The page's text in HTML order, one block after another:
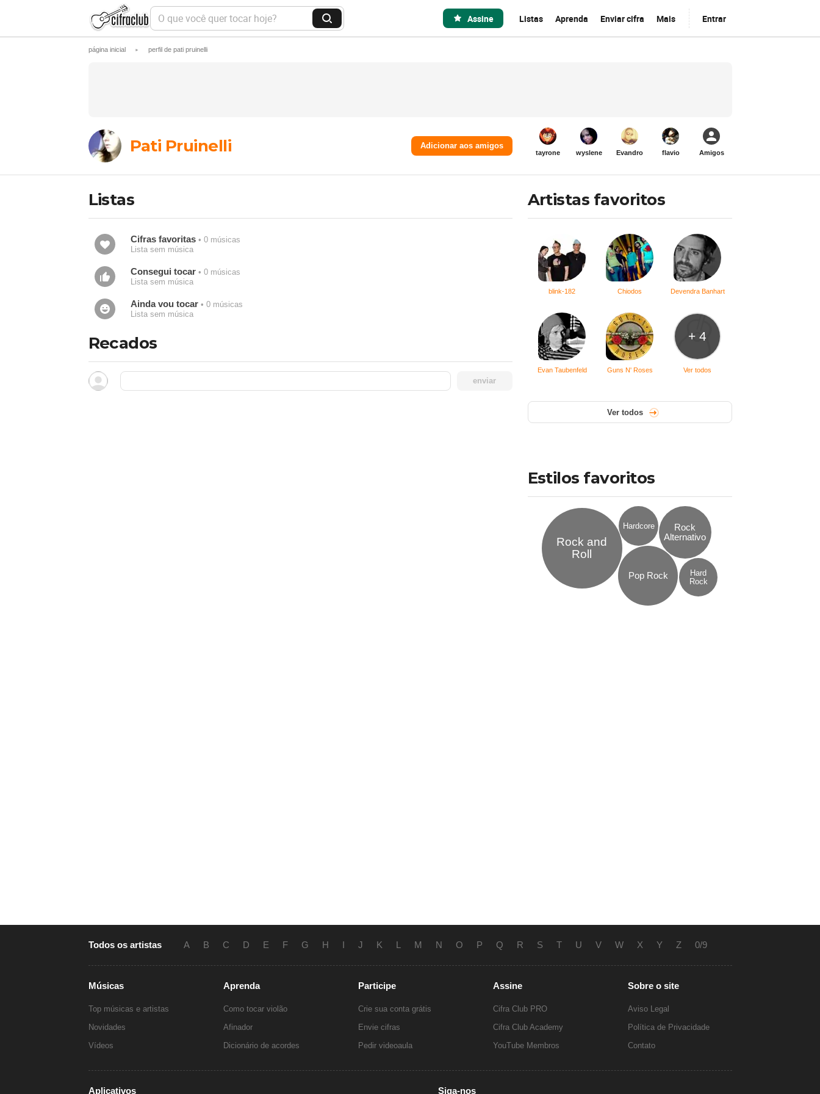
O
u
v
o
r
e
B
u
Assine Listas Aprenda Enviar cifra Mais Entrar
página inicial ► perfil de pati pruinelli
Pati Pruinelli Adicionar aos amigos
tayrone wyslene Evandro flavio Amigos
Listas
Cifras favoritas• 0 músicas
Lista sem música
Consegui tocar• 0 músicas
Lista sem música
Ainda vou tocar• 0 músicas
Lista sem música
Recados
enviar
Artistas favoritos
blink-182 Chiodos Devendra Banhart
Evan Taubenfeld Guns N' Roses
+ 4
Ver todos
Ver todos
Estilos favoritos
Rock and
Roll
Pop Rock
Rock
Alternativo
Hardcore
Hard
Rock
Todos os artistas A B C D E F G H I J K L M N O P Q R S T U V W X Y Z 0/9
Músicas
Top músicas e artistas
Novidades
Vídeos
Aprenda
Como tocar violão
Afinador
Dicionário de acordes
Participe
Crie sua conta grátis
Envie cifras
Pedir videoaula
Assine
Cifra Club PRO
Cifra Club Academy
YouTube Membros
Sobre o site
Aviso Legal
Política de Privacidade
Contato
Aplicativos Siga-nos